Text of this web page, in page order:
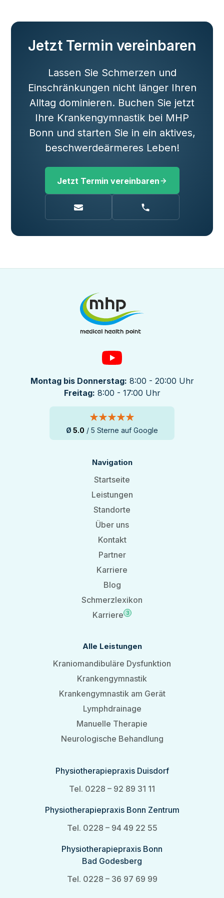
Jetzt Termin vereinbaren
Lassen Sie Schmerzen und
Einschränkungen nicht länger Ihren
Alltag dominieren. Buchen Sie jetzt
Ihre Krankengymnastik bei MHP
Bonn und starten Sie in ein aktives,
beschwerdeärmeres Leben!
Jetzt Termin vereinbaren
Montag bis Donnerstag: 8:00 - 20:00 Uhr
Freitag: 8:00 - 17:00 Uhr
Ø 5.0 / 5 Sterne auf Google
Navigation
Startseite
Leistungen
Standorte
Über uns
Kontakt
Partner
Karriere
Blog
Schmerzlexikon
Karriere 3
Alle Leistungen
Kraniomandibuläre Dysfunktion
Krankengymnastik
Krankengymnastik am Gerät
Lymphdrainage
Manuelle Therapie
Neurologische Behandlung
Physiotherapiepraxis Duisdorf
Tel. 0228 – 92 89 31 11
Physiotherapiepraxis Bonn Zentrum
Tel. 0228 – 94 49 22 55
Physiotherapiepraxis Bonn
Bad Godesberg
Tel. 0228 – 36 97 69 99‬